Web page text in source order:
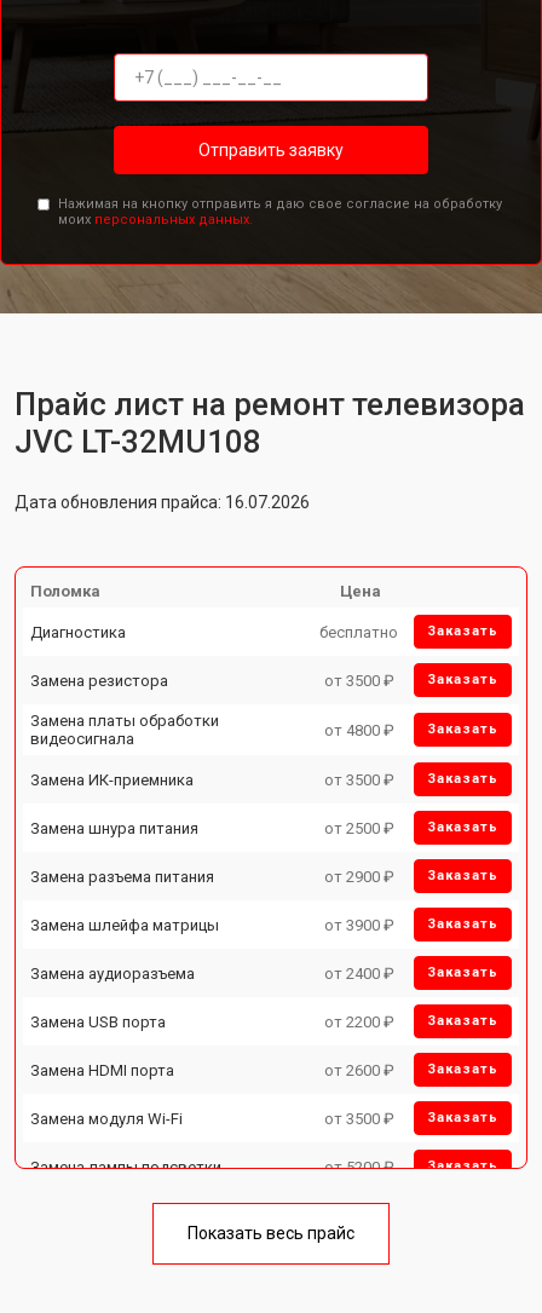
Отправить заявку
Нажимая на кнопку отправить я даю свое согласие на обработку
моих персональных данных.
Прайс лист на ремонт телевизора
JVC LT-32MU108
Дата обновления прайса: 16.07.2026
Поломка Цена
Диагностика бесплатно Заказать
Замена резистора от 3500 ₽ Заказать
Замена платы обработки
видеосигнала
от 4800 ₽ Заказать
Замена ИК-приемника от 3500 ₽ Заказать
Замена шнура питания от 2500 ₽ Заказать
Замена разъема питания от 2900 ₽ Заказать
Замена шлейфа матрицы от 3900 ₽ Заказать
Замена аудиоразъема от 2400 ₽ Заказать
Замена USB порта от 2200 ₽ Заказать
Замена HDMI порта от 2600 ₽ Заказать
Замена модуля Wi-Fi от 3500 ₽ Заказать
Замена лампы подсветки от 5200 ₽ Заказать
Замена блока питания от 3700 ₽
Показать весь прайс